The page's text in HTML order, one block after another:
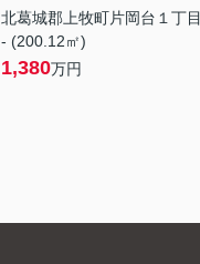
北葛城郡上牧町片岡台１丁目
- (200.12㎡)
1,380万円